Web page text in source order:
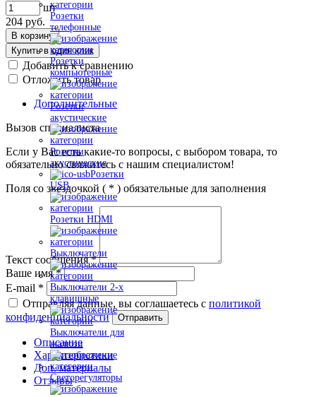
Розетки
телефонные
Розетки
компьютерные
Розетки
акустические
Розетки
акустические
Розетки
USB
Розетки HDMI
Выключатели
Выключатели 2-х
клавишные
Выключатели для
жалюзи
Светорегуляторы
шт
204 руб.
В корзину
Купить в один клик
Добавить к сравнению
Отложить товар
Дополнительные
Вызов специалиста
Если у Вас есть какие-то вопросы, с выбором товара, то
обязательно свяжитесь с нашим специалистом!
Поля со звездочкой ( * ) обязательные для заполнения
Текст сообщения*
Ваше имя*
E-mail *
Отправляя данные, вы соглашаетесь с политикой
конфиденциальности
Отправить
Описание
Характеристики
Доп. материалы
Отзывы